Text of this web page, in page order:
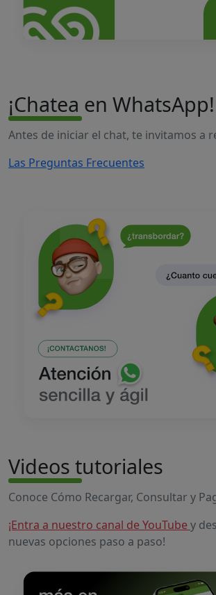
¡Chatea en WhatsApp!
Antes de iniciar el chat, te invitamos a
Las Preguntas Frecuentes
Videos tutoriales
Conoce Cómo Recargar, Consultar y
¡Entra a nuestro canal de YouTube y
nuevas opciones paso a paso!